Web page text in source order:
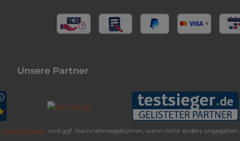
Unsere Partner
Versandkosten und ggf. Nachnahmegebühren, wenn nicht anders angegeben.